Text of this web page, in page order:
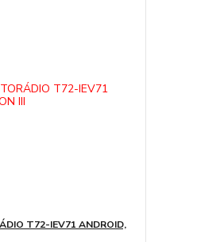
T72-IEV71 ANDROID,